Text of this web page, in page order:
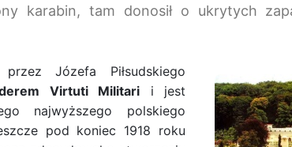
karabin, tam donosił o ukrytych
Józefa Piłsudskiego
Virtuti Militari i jest
najwyższego polskiego
pod koniec 1918 roku